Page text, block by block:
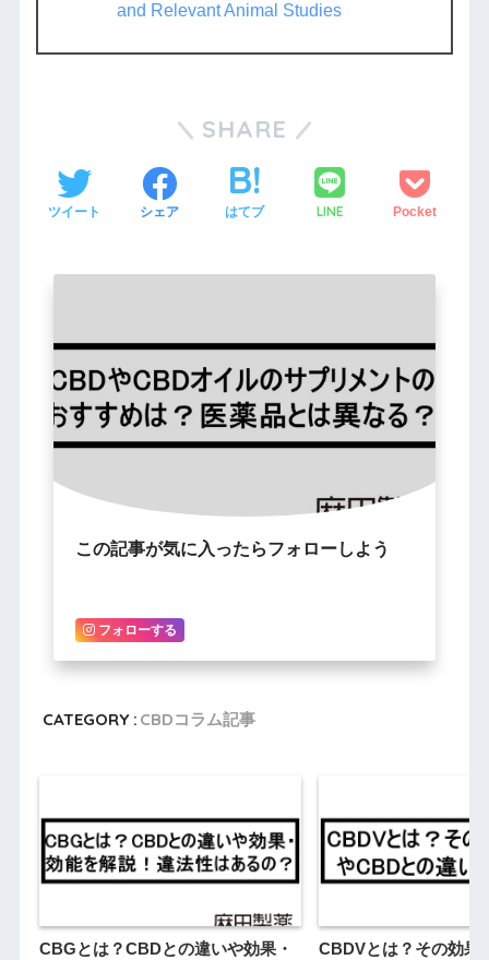
and Relevant Animal Studies
SHARE
ツイート シェア はてブ LINE Pocket
この記事が気に入ったらフォローしよう
フォローする
CATEGORY : CBDコラム記事
CBGとは？CBDとの違いや効果・
CBDVとは？その効果